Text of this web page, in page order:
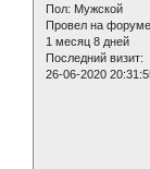
Пол: Мужской
Провел на
1 месяц 8 дней
Последний визит:
26-06-2020